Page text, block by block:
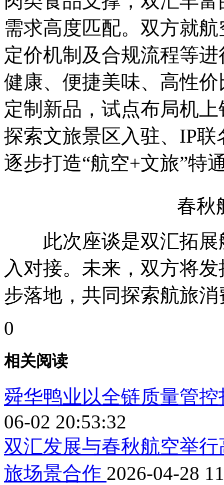
需求高度匹配。双方就
定价机制及合规流程等
健康、便捷美味、高性
定制新品，试点布局机
探索文旅景区入驻、IP
逐步打造“航空+文旅”特
春秋航
此次座谈是双汇拓展
入对接。未来，双方将
步落地，共同探索航旅
0
相关阅读
舜华鸭业以全链质量管
06-02 20:53:32
双汇发展与春秋航空举
旅场景合作 2026-04-28